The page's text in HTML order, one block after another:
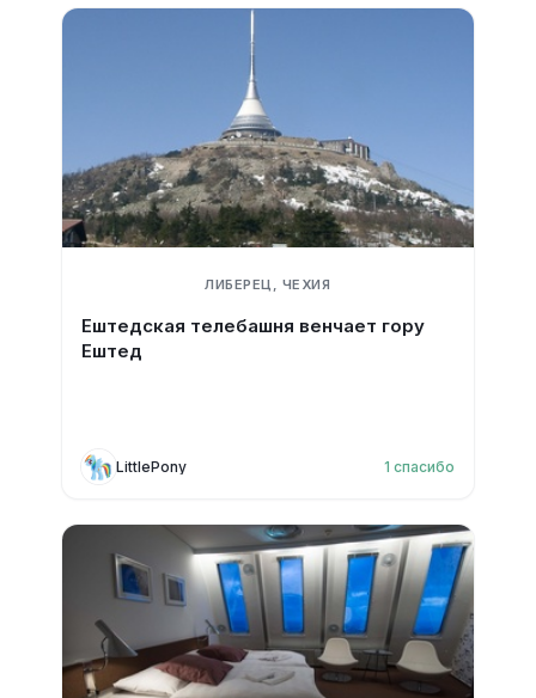
ЛИБЕРЕЦ, ЧЕХИЯ
Ештедская телебашня венчает гору
Ештед
LittlePony 1 спасибо